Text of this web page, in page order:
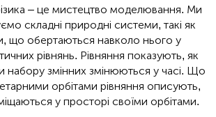
– це мистецтво моделювання. Ми
складні природні системи, такі як
що обертаються навколо нього у
рівнянь. Рівняння показують, як
набору змінних змінюються у часі. Що
орбітами рівняння описують,
у просторі своїми орбітами.